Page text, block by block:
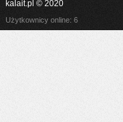
kalait.pl © 2020
Użytkownicy online: 6